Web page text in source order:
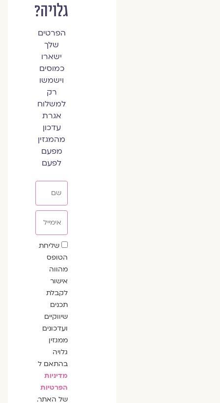
גלויה?
הפרטים
שלך
ישארו
כמוסים
וישמשו
רק
למשלוח
אגרת
עדכון
מהמגזין
מפעם
לפעם
שדה
הסכמה
שליחת
הטופס
מהווה
אישור
לקבלת
תכנים
שיווקיים
ועדכונים
ממגזין
גלויה
בהתאם ל
מדיניות
הפרטיות
של האתר.